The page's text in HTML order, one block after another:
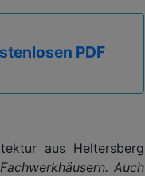
PDF
aus Heltersberg
Auch